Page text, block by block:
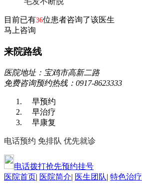
目前已有36位患者咨询了该医生
马上咨询
来院路线
医院地址：宝鸡市高新二路
免费咨询预约热线：0917-8623333
早预约
早治疗
早康复
电话预约 免排队 优先就诊
电话拨打抢先预约挂号
医院首页| 医院简介| 医生团队| 特色治疗